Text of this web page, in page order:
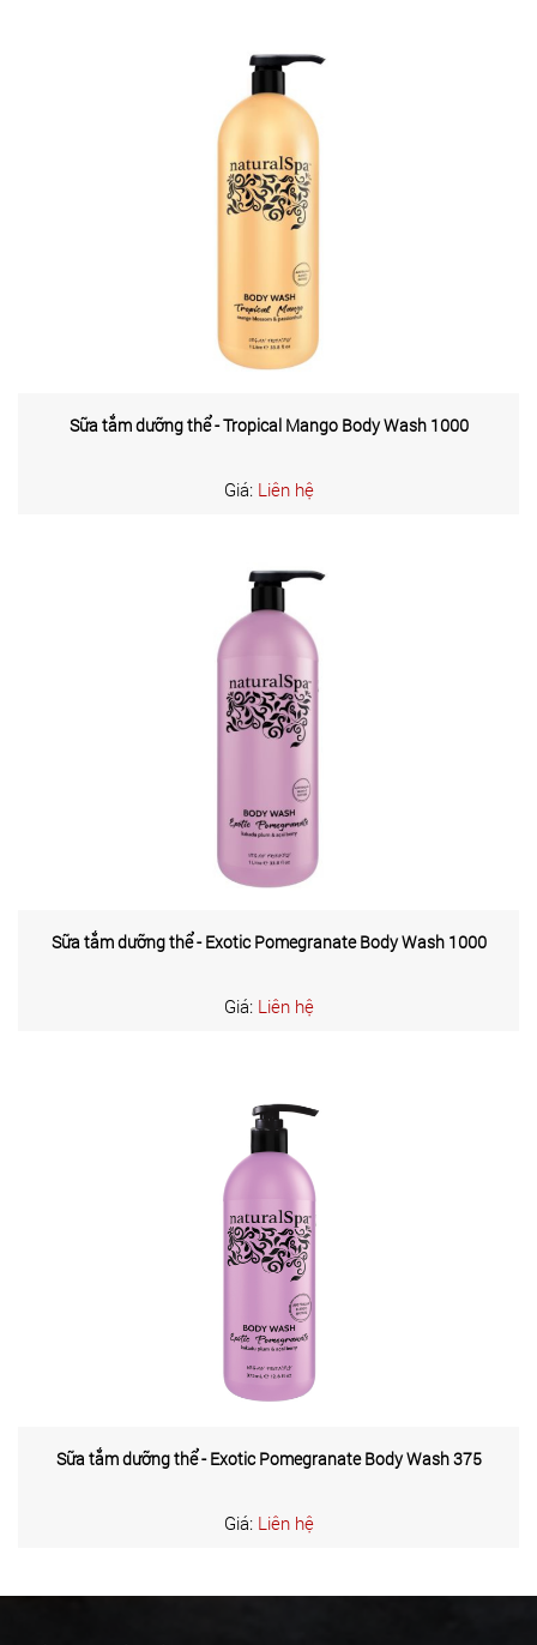
Sữa tắm dưỡng thể - Tropical Mango Body Wash 1000
Giá: Liên hệ
Sữa tắm dưỡng thể - Exotic Pomegranate Body Wash 1000
Giá: Liên hệ
Sữa tắm dưỡng thể - Exotic Pomegranate Body Wash 375
Giá: Liên hệ